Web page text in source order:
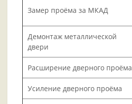
Замер проёма за МКАД
Демонтаж металлической
двери
Расширение дверного проёма
Усиление дверного проёма